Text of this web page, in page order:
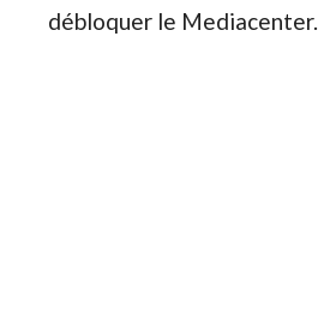
débloquer le Mediacenter.